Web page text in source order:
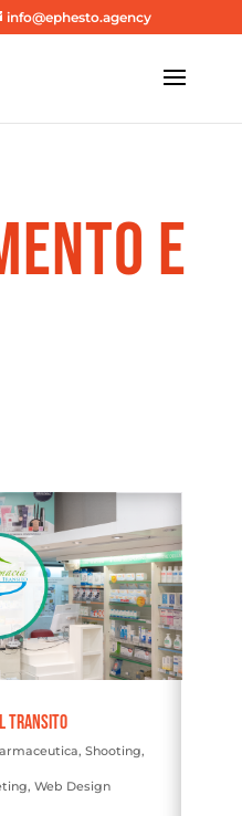
info@ephesto.agency
E
Transito
, Shooting,
, Web Design